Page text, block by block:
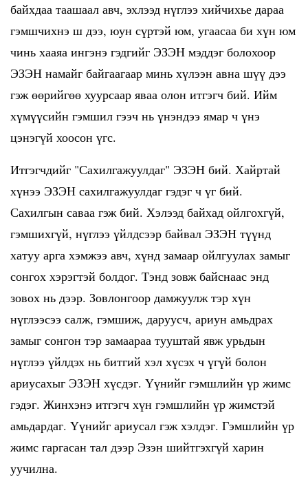
байхдаа таашаал авч, эхлээд нүглээ хийчихье дараа
гэмшчихнэ ш дээ, юун сүртэй юм, угаасаа би хүн юм
чинь хааяа ингэнэ гэдгийг ЭЗЭН мэддэг болохоор
ЭЗЭН намайг байгаагаар минь хүлээн авна шүү дээ
гэж өөрийгөө хуурсаар яваа олон итгэгч бий. Ийм
хүмүүсийн гэмшил гээч нь үнэндээ ямар ч үнэ
цэнэгүй хоосон үгс.
Итгэгчдийг "Сахилгажуулдаг" ЭЗЭН бий. Хайртай
хүнээ ЭЗЭН сахилгажуулдаг гэдэг ч үг бий.
Сахилгын саваа гэж бий. Хэлээд байхад ойлгохгүй,
гэмшихгүй, нүглээ үйлдсээр байвал ЭЗЭН түүнд
хатуу арга хэмжээ авч, хүнд замаар ойлгуулах замыг
сонгох хэрэгтэй болдог. Тэнд зовж байснаас энд
зовох нь дээр. Зовлонгоор дамжуулж тэр хүн
нүглээсээ салж, гэмшиж, даруусч, ариун амьдрах
замыг сонгон тэр замаараа тууштай явж урьдын
нүглээ үйлдэх нь битгий хэл хүсэх ч үгүй болон
ариусахыг ЭЗЭН хүсдэг. Үүнийг гэмшлийн үр жимс
гэдэг. Жинхэнэ итгэгч хүн гэмшлийн үр жимстэй
амьдардаг. Үүнийг ариусал гэж хэлдэг. Гэмшлийн үр
жимс гаргасан тал дээр Эзэн шийтгэхгүй харин
уучилна.